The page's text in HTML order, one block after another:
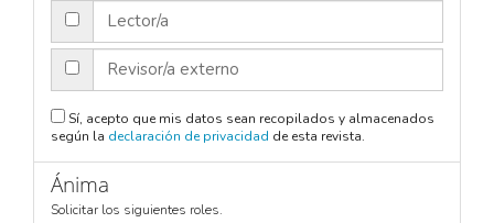
Lector/a
Revisor/a externo
según la declaración de privacidad de esta revista.
Ánima
Solicitar los siguientes roles.